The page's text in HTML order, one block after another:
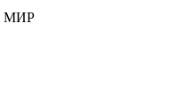
МИР